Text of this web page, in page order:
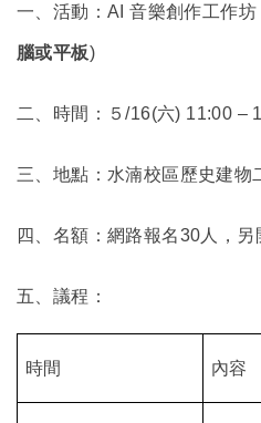
一、活動：AI 音樂創作工作
腦或平板)
二、時間：５/16(六) 11:00 –
三、地點：水湳校區歷史建物
四、名額：網路報名30人，
五、議程：
時間 內容